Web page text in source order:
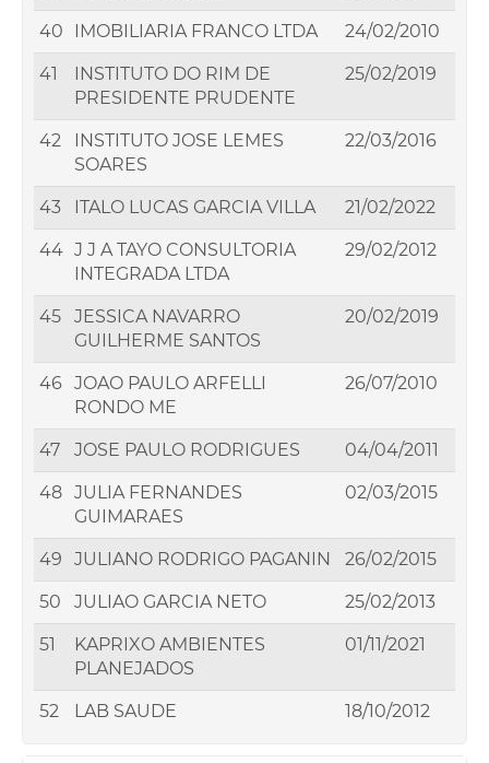
40 IMOBILIARIA FRANCO LTDA 24/02/2010
41
INSTITUTO DO RIM DE
PRESIDENTE PRUDENTE
25/02/2019
42
INSTITUTO JOSE LEMES
SOARES
22/03/2016
43 ITALO LUCAS GARCIA VILLA 21/02/2022
44 J J A TAYO CONSULTORIA
INTEGRADA LTDA
29/02/2012
45
JESSICA NAVARRO
GUILHERME SANTOS
20/02/2019
46 JOAO PAULO ARFELLI
RONDO ME
26/07/2010
47 JOSE PAULO RODRIGUES 04/04/2011
48 JULIA FERNANDES
GUIMARAES
02/03/2015
49 JULIANO RODRIGO PAGANIN 26/02/2015
50 JULIAO GARCIA NETO 25/02/2013
51
KAPRIXO AMBIENTES
PLANEJADOS
01/11/2021
52 LAB SAUDE 18/10/2012